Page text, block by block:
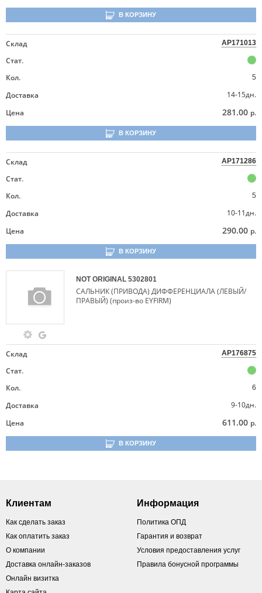
В КОРЗИНУ
Склад AP171013
Стат.
Кол.
5
Доставка
14-15дн.
Цена
281.00 р.
В КОРЗИНУ
Склад AP171286
Стат.
Кол.
5
Доставка
10-11дн.
Цена
290.00 р.
В КОРЗИНУ
NOT ORIGINAL 5302801
САЛЬНИК (ПРИВОДА) ДИФФЕРЕНЦИАЛА (ЛЕВЫЙ/
ПРАВЫЙ) (произ-во EYFIRM)
Склад AP176875
Стат.
Кол.
6
Доставка
9-10дн.
Цена
611.00 р.
В КОРЗИНУ
Клиентам
Как сделать заказ
Как оплатить заказ
О компании
Доставка онлайн-заказов
Онлайн визитка
Информация
Политика ОПД
Гарантия и возврат
Условия предоставления услуг
Правила бонусной программы